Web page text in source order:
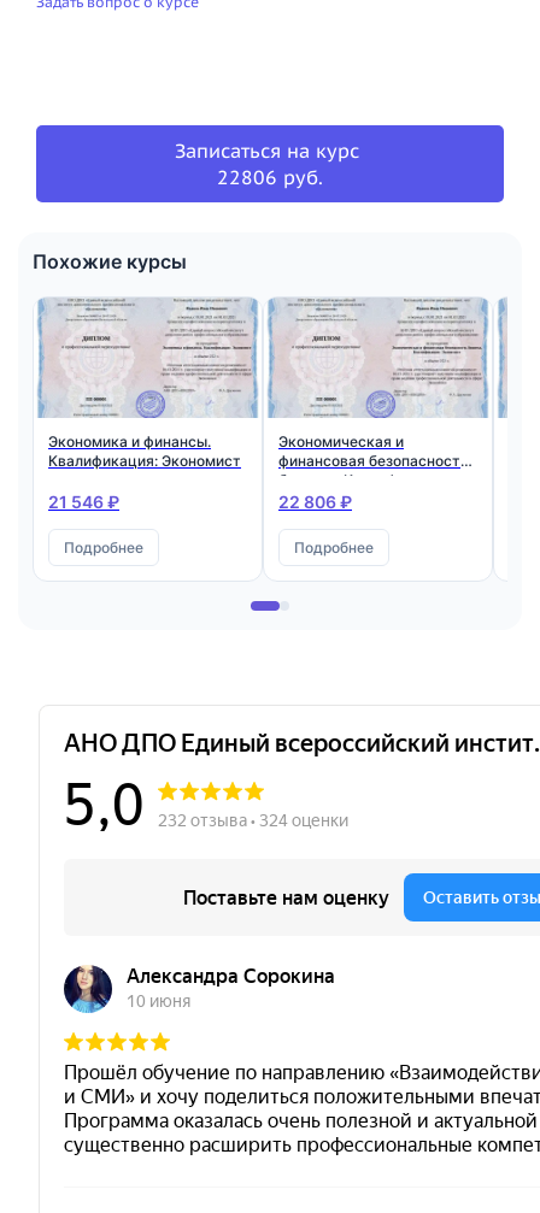
Записаться на курс
22806 руб.
Похожие курсы
Экономика и финансы.
Квалификация: Экономист
21 546 ₽
Подробнее
Экономическая и
финансовая безопасность
бизнеса. Квалификация:
Экономист
22 806 ₽
Подробнее